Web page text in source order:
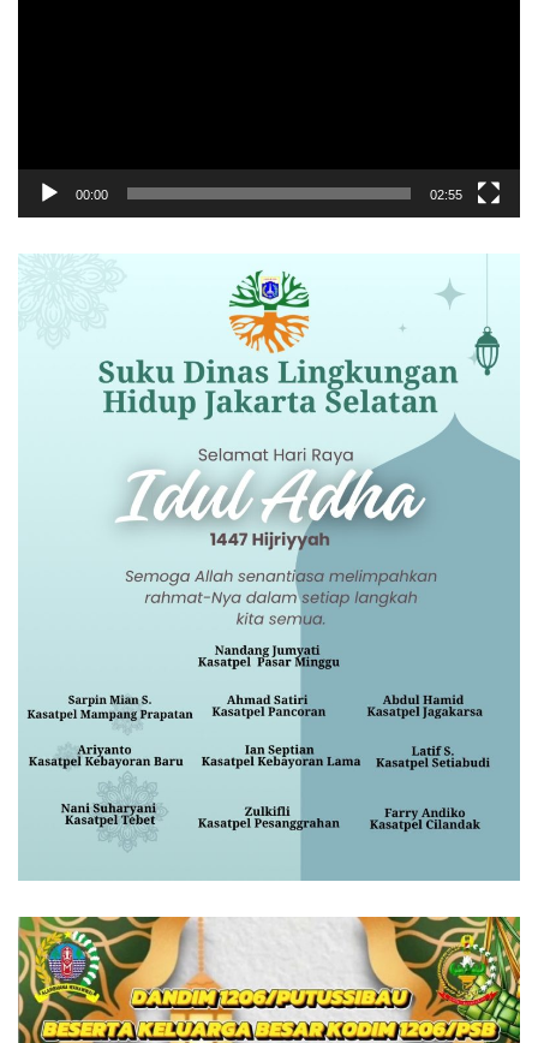
00:00 02:55